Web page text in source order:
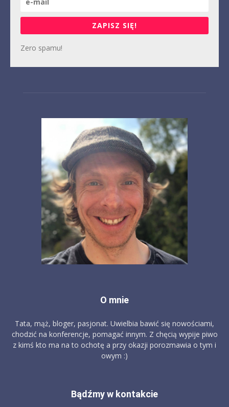
ZAPISZ SIĘ!
Zero spamu!
O mnie
Tata, mąż, bloger, pasjonat. Uwielbia bawić się nowościami,
chodzić na konferencje, pomagać innym. Z chęcią wypije piwo
z kimś kto ma na to ochotę a przy okazji porozmawia o tym i
owym :)
Bądźmy w kontakcie